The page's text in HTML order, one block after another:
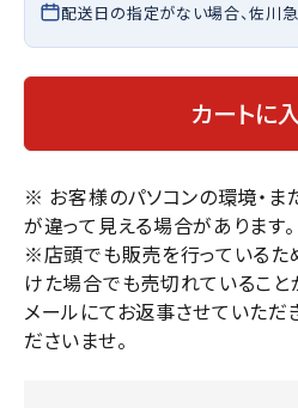
配送日の指定がない場合、佐川
カートに
※ お客様のパソコンの環境・
が違って見える場合があります。
※店頭でも販売を行っているた
けた場合でも売切れていること
メールにてお返事させていただ
ださいませ。